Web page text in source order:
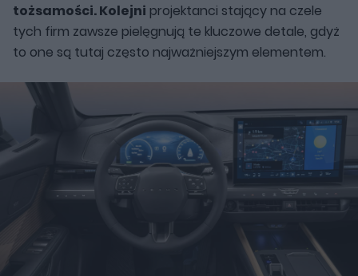
tożsamości. Kolejni projektanci stający na czele
tych firm zawsze pielęgnują te kluczowe detale, gdyż
to one są tutaj często najważniejszym elementem.